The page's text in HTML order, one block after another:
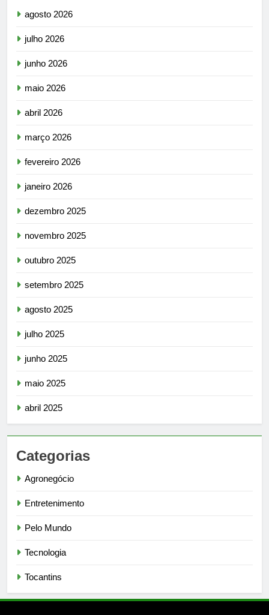
agosto 2026
julho 2026
junho 2026
maio 2026
abril 2026
março 2026
fevereiro 2026
janeiro 2026
dezembro 2025
novembro 2025
outubro 2025
setembro 2025
agosto 2025
julho 2025
junho 2025
maio 2025
abril 2025
Categorias
Agronegócio
Entretenimento
Pelo Mundo
Tecnologia
Tocantins